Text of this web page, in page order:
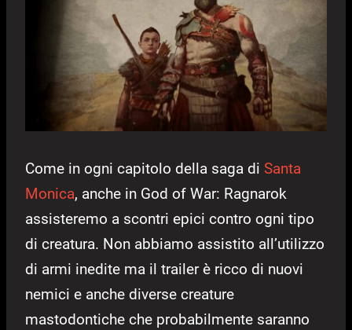
Come in ogni capitolo della saga di Santa
Monica, anche in God of War: Ragnarok
assisteremo a scontri epici contro ogni tipo
di creatura. Non abbiamo assistito all’utilizzo
di armi inedite ma il trailer è ricco di nuovi
nemici e anche diverse creature
mastodontiche che probabilmente saranno